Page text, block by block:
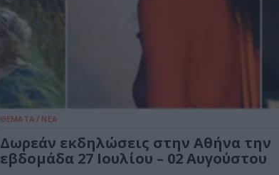
ΘΕΜΑΤΑ / ΝΕΑ
Δωρεάν εκδηλώσεις στην Αθήνα την
εβδομάδα 27 Ιουλίου – 02 Αυγούστου